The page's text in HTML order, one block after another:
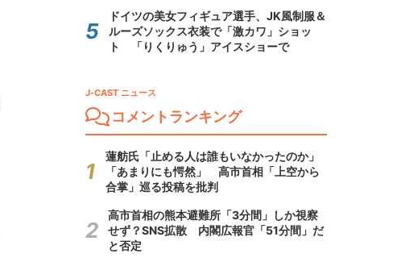
ドイツの美女フィギュア選手、JK風制服＆
ルーズソックス衣装で「激カワ」ショッ
ト 「りくりゅう」アイスショーで
J-CAST ニュース
コメントランキング
蓮舫氏「止める人は誰もいなかったのか」
「あまりにも愕然」 高市首相「上空から
合掌」巡る投稿を批判
高市首相の熊本避難所「3分間」しか視察
せず？SNS拡散 内閣広報官「51分間」だ
と否定